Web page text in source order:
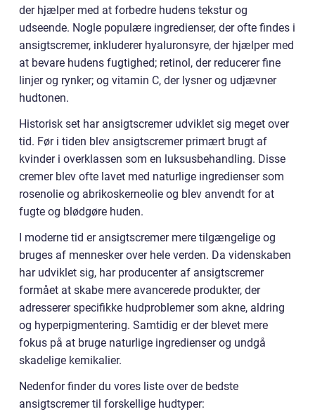
der hjælper med at forbedre hudens tekstur og
udseende. Nogle populære ingredienser, der ofte findes i
ansigtscremer, inkluderer hyaluronsyre, der hjælper med
at bevare hudens fugtighed; retinol, der reducerer fine
linjer og rynker; og vitamin C, der lysner og udjævner
hudtonen.
Historisk set har ansigtscremer udviklet sig meget over
tid. Før i tiden blev ansigtscremer primært brugt af
kvinder i overklassen som en luksusbehandling. Disse
cremer blev ofte lavet med naturlige ingredienser som
rosenolie og abrikoskerneolie og blev anvendt for at
fugte og blødgøre huden.
I moderne tid er ansigtscremer mere tilgængelige og
bruges af mennesker over hele verden. Da videnskaben
har udviklet sig, har producenter af ansigtscremer
formået at skabe mere avancerede produkter, der
adresserer specifikke hudproblemer som akne, aldring
og hyperpigmentering. Samtidig er der blevet mere
fokus på at bruge naturlige ingredienser og undgå
skadelige kemikalier.
Nedenfor finder du vores liste over de bedste
ansigtscremer til forskellige hudtyper: